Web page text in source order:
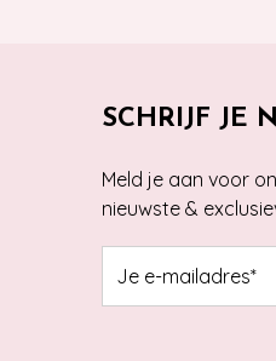
SCHRIJF JE
Meld je aan voor
nieuwste &